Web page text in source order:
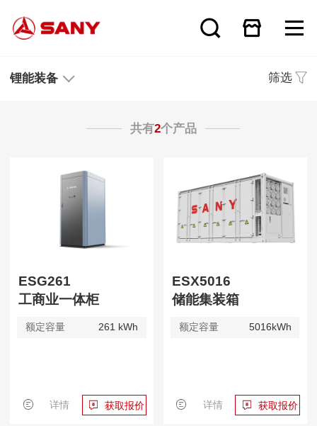
锂能装备 筛选
共有2个产品
ESG261
工商业一体柜
额定容量 261 kWh
详情 获取报价
ESX5016
储能集装箱
额定容量 5016kWh
详情 获取报价